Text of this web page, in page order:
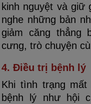
kinh nguyệt và giữ
nghe những bản
giảm căng thẳng
cưng, trò chuyện
4. Điều trị bệnh lý
Khi tình trạng
bệnh lý như hội